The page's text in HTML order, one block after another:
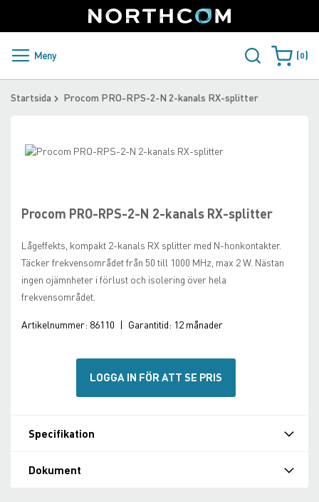
to
Content
Sweden
PRODUKTER OCH LÖSNINGAR
ÅTERFÖRSÄLJARE
Meny Varukorgen
0
Startsida Procom PRO-RPS-2-N 2-kanals RX-splitter
Procom PRO-RPS-2-N 2-kanals RX-splitter
Lågeffekts, kompakt 2-kanals RX splitter med N-honkontakter.
Täcker frekvensområdet från 50 till 1000 MHz, max 2 W. Nästan
ingen ojämnheter i förlust och isolering över hela
frekvensområdet.
Artikelnummer: 86110 | Garantitid: 12 månader
LOGGA IN FÖR ATT SE PRIS
Skip
of
the
gallery
beginning
of
images
gallery
Specifikation
Dokument